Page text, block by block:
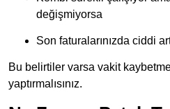
değişmiyorsa
Son faturalarınızda ciddi
Bu belirtiler varsa vakit
yaptırmalısınız.